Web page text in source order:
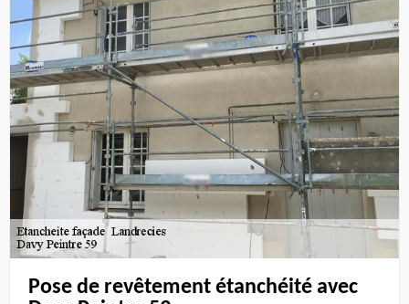
Pose de revêtement étanchéité avec